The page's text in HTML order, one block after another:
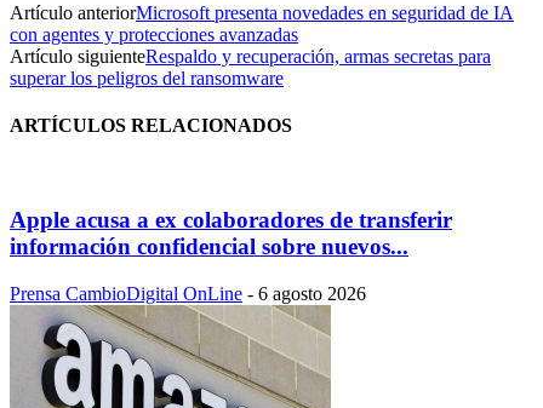
Artículo anteriorMicrosoft presenta novedades en seguridad de IA
con agentes y protecciones avanzadas
Artículo siguienteRespaldo y recuperación, armas secretas para
superar los peligros del ransomware
ARTÍCULOS RELACIONADOS
Apple acusa a ex colaboradores de transferir
información confidencial sobre nuevos...
Prensa CambioDigital OnLine - 6 agosto 2026